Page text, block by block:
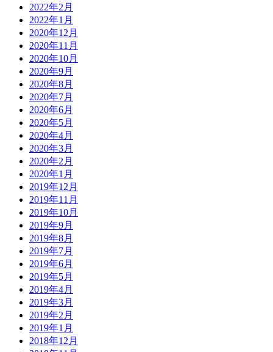
2022年2月
2022年1月
2020年12月
2020年11月
2020年10月
2020年9月
2020年8月
2020年7月
2020年6月
2020年5月
2020年4月
2020年3月
2020年2月
2020年1月
2019年12月
2019年11月
2019年10月
2019年9月
2019年8月
2019年7月
2019年6月
2019年5月
2019年4月
2019年3月
2019年2月
2019年1月
2018年12月